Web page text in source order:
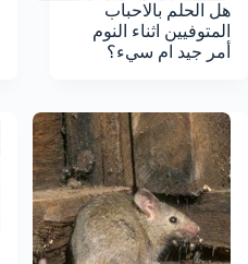
هل الحلم بالاحباب
المتوفيين اثناء النوم
أمر جيد ام سيء؟